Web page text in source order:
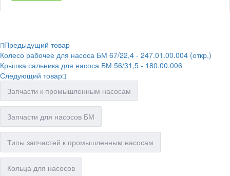
Предыдущий товар
Колесо рабочее для насоса БМ 67/22,4 - 247.01.00.004 (откр.)
Крышка сальника для насоса БМ 56/31,5 - 180.00.006
Следующий товар
Запчасти к промышленным насосам
Запчасти для насосов БМ
Типы запчастей к промышленным насосам
Кольца для насосов